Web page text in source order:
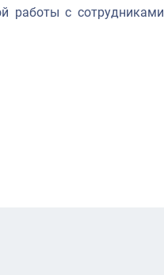
работы с сотрудниками